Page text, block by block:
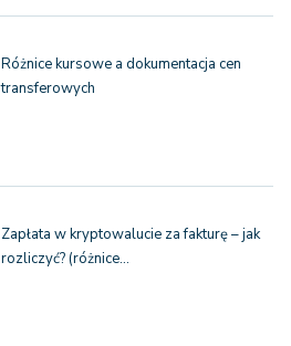
Różnice kursowe a dokumentacja cen
transferowych
Zapłata w kryptowalucie za fakturę – jak
rozliczyć? (różnice…